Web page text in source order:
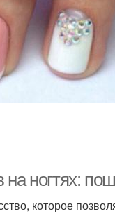
ногтях:
которое